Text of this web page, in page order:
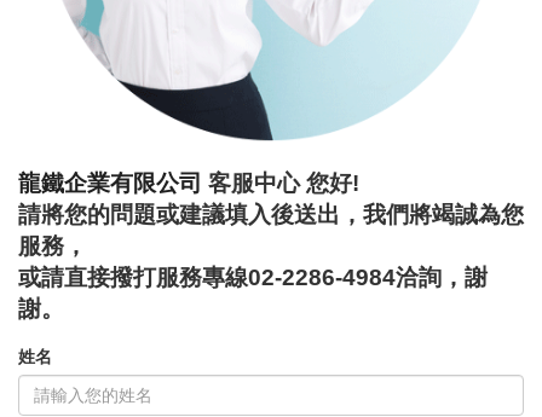
龍鐵企業有限公司 客服中心 您好!
請將您的問題或建議填入後送出，我們將竭誠為您
服務，
或請直接撥打服務專線02-2286-4984洽詢，謝
謝。
姓名